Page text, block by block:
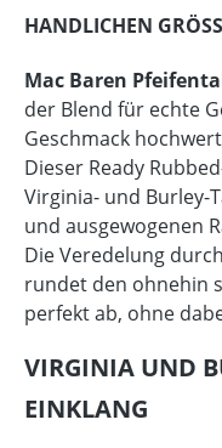
ANDLICHEN GRÖSSE
Mac Baren
der Blend für echte
Geschmack
Dieser Ready
Virginia- und Burley-
und ausgewogenen
Die Veredelung
rundet den ohnehin
perfekt ab, ohne
VIRGINIA UND
EINKLANG